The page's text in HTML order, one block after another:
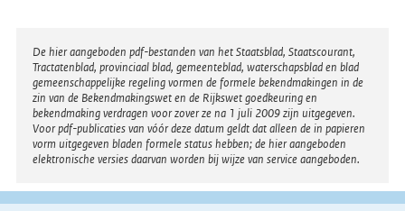
Disclaimer
De hier aangeboden pdf-bestanden van het Staatsblad, Staatscourant,
Tractatenblad, provinciaal blad, gemeenteblad, waterschapsblad en blad
gemeenschappelijke regeling vormen de formele bekendmakingen in de
zin van de Bekendmakingswet en de Rijkswet goedkeuring en
bekendmaking verdragen voor zover ze na 1 juli 2009 zijn uitgegeven.
Voor pdf-publicaties van vóór deze datum geldt dat alleen de in papieren
vorm uitgegeven bladen formele status hebben; de hier aangeboden
elektronische versies daarvan worden bij wijze van service aangeboden.